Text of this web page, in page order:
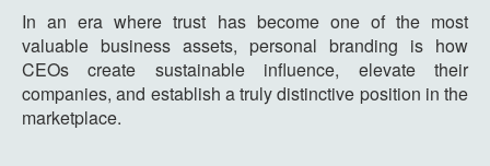
In an era where trust has become one of the most
valuable business assets, personal branding is how
CEOs create sustainable influence, elevate their
companies, and establish a truly distinctive position in the
marketplace.